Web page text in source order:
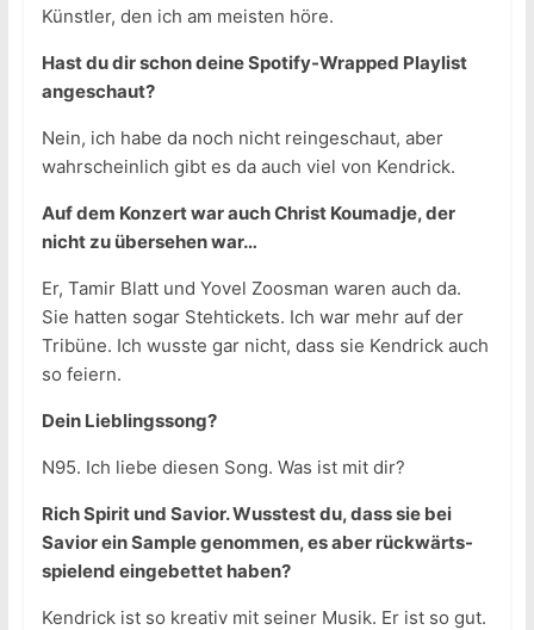
Künstler, den ich am meisten höre.
Hast du dir schon deine Spotify-Wrapped Playlist
angeschaut?
Nein, ich habe da noch nicht reingeschaut, aber
wahrscheinlich gibt es da auch viel von Kendrick.
Auf dem Konzert war auch Christ Koumadje, der
nicht zu übersehen war…
Er, Tamir Blatt und Yovel Zoosman waren auch da.
Sie hatten sogar Stehtickets. Ich war mehr auf der
Tribüne. Ich wusste gar nicht, dass sie Kendrick auch
so feiern.
Dein Lieblingssong?
N95. Ich liebe diesen Song. Was ist mit dir?
Rich Spirit und Savior. Wusstest du, dass sie bei
Savior ein Sample genommen, es aber rückwärts-
spielend eingebettet haben?
Kendrick ist so kreativ mit seiner Musik. Er ist so gut.